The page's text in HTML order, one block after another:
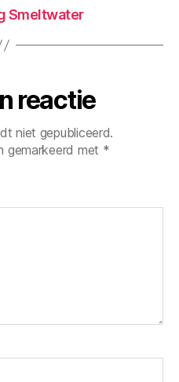
Smeltwater
reactie
niet gepubliceerd.
gemarkeerd met *